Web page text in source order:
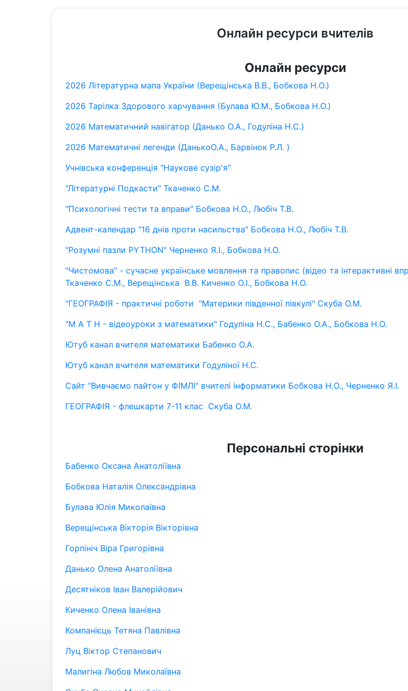
Онлайн ресурси вчителів
Онлайн ресурси
2026 Літературна мапа України (Верещінська В.В., Бобкова Н.О.)
2026 Тарілка Здорового харчування (Булава Ю.М., Бобкова Н.О.)
2026 Математичний навігатор (Данько О.А., Годуліна Н.С.)
2026 Математичні легенди (ДанькоО.А., Барвінок Р.Л. )
Учнівська конференція "Наукове сузір'я"
"Літературні Подкасти" Ткаченко С.М.
"Психологічні тести та вправи" Бобкова Н.О., Любіч Т.В.
Адвент-календар "16 днів проти насильства" Бобкова Н.О., Любіч Т.В.
"Розумні пазли PYTHON" Черненко Я.І., Бобкова Н.О.
"Чистомова" - сучасне українське мовлення та правопис (відео та інтерактивні
Ткаченко С.М., Верещінська В.В. Киченко О.І., Бобкова Н.О.
"ГЕОГРАФІЯ - практичні роботи "Материки південної півкулі" Скуба О.М.
"M A T H - відеоуроки з математики" Годуліна Н.С., Бабенко О.А., Бобкова Н.О.
Ютуб канал вчителя математики Бабенко О.А.
Ютуб канал вчителя математики Годуліної Н.С.
Сайт "Вивчаємо пайтон у ФІМЛІ" вчителі інформатики Бобкова Н.О., Черненко Я.І.
ГЕОГРАФІЯ - флешкарти 7-11 клас Скуба О.М.
Персональні сторінки
Бабенко Оксана Анатоліївна
Бобкова Наталія Олександрівна
Булава Юлія Миколаївна
Верещінська Вікторія Вікторівна
Горпініч Віра Григорівна
Данько Олена Анатоліївна
Десятніков Іван Валерійович
Киченко Олена Іванівна
Компанієць Тетяна Павлівна
Луц Віктор Степанович
Малигіна Любов Миколаївна